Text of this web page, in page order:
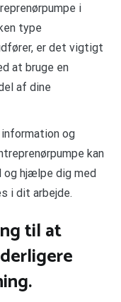
i
type
er det vigtigt
at bruge en
af dine
og
kan
og hjælpe dig med
i dit arbejde.
til at